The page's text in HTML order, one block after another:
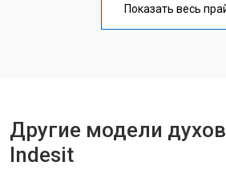
Показать весь
Другие модели
Indesit